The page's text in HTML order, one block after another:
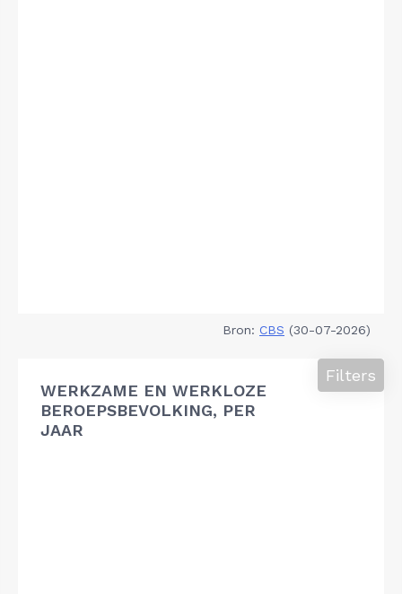
Bron: CBS (30-07-2026)
WERKZAME EN WERKLOZE
BEROEPSBEVOLKING, PER
JAAR
Filters